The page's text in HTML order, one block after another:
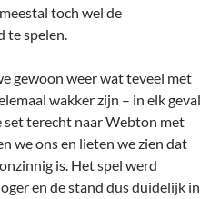
toch wel de
te spelen.
gewoon weer wat teveel met
wakker zijn – in elk geval
set terecht naar Webton met
we ons en lieten we zien dat
is. Het spel werd
en de stand dus duidelijk in